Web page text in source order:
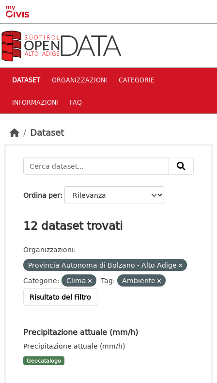
Skip to main content
DATASET ORGANIZZAZIONI CATEGORIE
INFORMAZIONI FAQ
Dataset
Ordina per
12 dataset trovati
Organizzazioni:
Provincia Autonoma di Bolzano - Alto Adige
Categorie:
Clima Tag:
Ambiente
Risultato del Filtro
Precipitazione attuale (mm/h)
Precipitazione attuale (mm/h)
Geocatalogo